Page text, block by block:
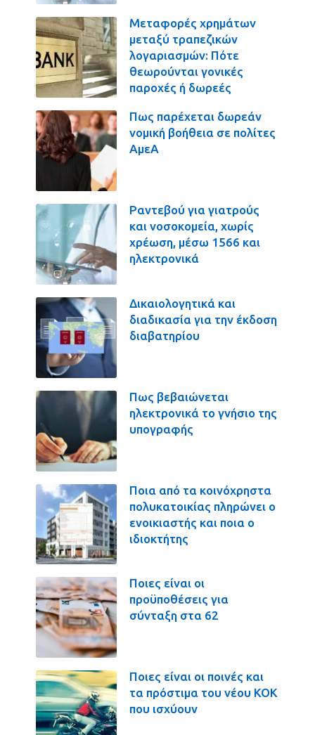
Μεταφορές χρημάτων
μεταξύ τραπεζικών
λογαριασμών: Πότε
θεωρούνται γονικές
παροχές ή δωρεές
Πως παρέχεται δωρεάν
νομική βοήθεια σε πολίτες
ΑμεΑ
Ραντεβού για γιατρούς
και νοσοκομεία, χωρίς
χρέωση, μέσω 1566 και
ηλεκτρονικά
Δικαιολογητικά και
διαδικασία για την έκδοση
διαβατηρίου
Πως βεβαιώνεται
ηλεκτρονικά το γνήσιο της
υπογραφής
Ποια από τα κοινόχρηστα
πολυκατοικίας πληρώνει ο
ενοικιαστής και ποια ο
ιδιοκτήτης
Ποιες είναι οι
προϋποθέσεις για
σύνταξη στα 62
Ποιες είναι οι ποινές και
τα πρόστιμα του νέου ΚΟΚ
που ισχύουν